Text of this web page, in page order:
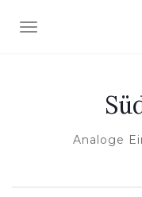
NAVIGATION
Analoge